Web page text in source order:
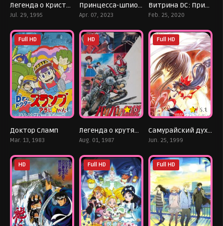
Легенда о Кристании (фильм)
Jul. 29, 1995
Принцесса-шпионка: Укротитель короны. Фильм третий
Apr. 07, 2023
Витрина DC: Призрачный Скиталец
Feb. 25, 2020
7.1
Full HD
Доктор Сламп
Mar. 13, 1983
0
HD
Легенда о крутящихся колёсах
Aug. 01, 1987
5.1
Full HD
Самурайский дух OVA
Jun. 25, 1999
HD Full HD Full HD